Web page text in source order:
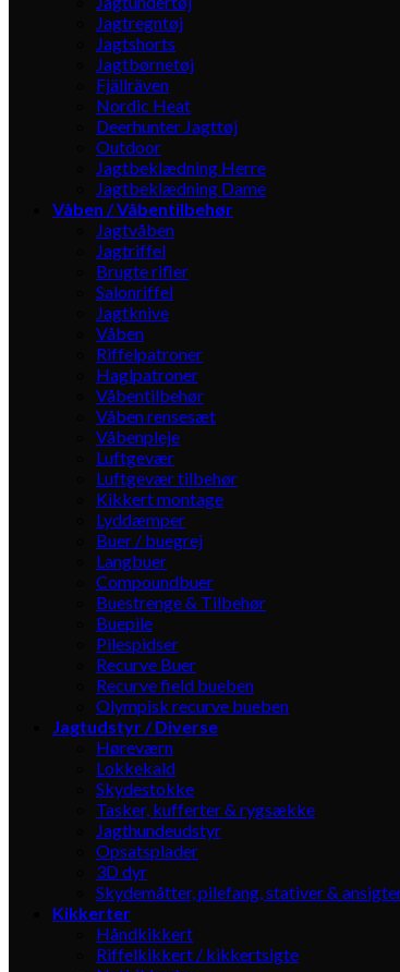
Jagtregntøj
Jagtshorts
Jagtbørnetøj
Fjällräven
Nordic Heat
Deerhunter Jagttøj
Outdoor
Jagtbeklædning Herre
Jagtbeklædning Dame
Våben / Våbentilbehør
Jagtvåben
Jagtriffel
Brugte rifler
Salonriffel
Jagtknive
Våben
Riffelpatroner
Haglpatroner
Våbentilbehør
Våben rensesæt
Våbenpleje
Luftgevær
Luftgevær tilbehør
Kikkert montage
Lyddæmper
Buer / buegrej
Langbuer
Compoundbuer
Buestrenge & Tilbehør
Buepile
Pilespidser
Recurve Buer
Recurve field bueben
Olympisk recurve bueben
Jagtudstyr / Diverse
Høreværn
Lokkekald
Skydestokke
Tasker, kufferter & rygsække
Jagthundeudstyr
Opsatsplader
3D dyr
Skydemåtter, pilefang, stativer &
Kikkerter
Håndkikkert
Riffelkikkert / kikkertsigte